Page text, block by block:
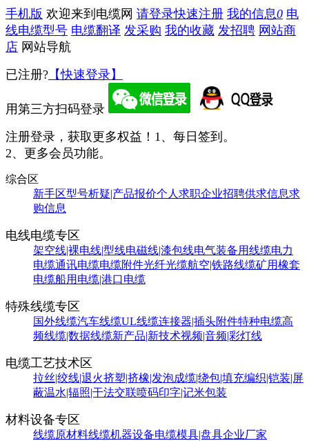
手机版 欢迎来到电缆网 请登录快速注册 我的信息0 电
线电缆型号 电缆翻译 发采购 我的收藏 发招聘 网站商
店 网站导航
已注册? 【快速登录】
用第三方扫码登录
注册登录，获取更多权益！ 1、每日签到。
2、更多会员功能。
综合区
新手区型号析疑|产品报价个人求职企业招聘供求信息求
购信息
电线电缆专区
架空线|裸电线|型线电磁线|漆包线电气装备用线缆电力
电缆通讯电缆电缆附件光纤光缆航空|铁路线缆矿用橡套
电缆船用电缆|港口电缆
特殊线缆专区
国外线缆汽车线缆UL线缆连接器|插头附件特种电缆高
频线缆|数据线缆新产品|新技术视频|音频|彩灯线
电缆工艺技术区
拉丝|绞线|退火挤塑|挤橡|发泡成缆|绕包|填充编织|铠装|屏
蔽温水|辐照|干法交联喷码印字|记米包装
材料设备专区
线缆原材料线缆机器设备电缆模具|盘具企业厂家